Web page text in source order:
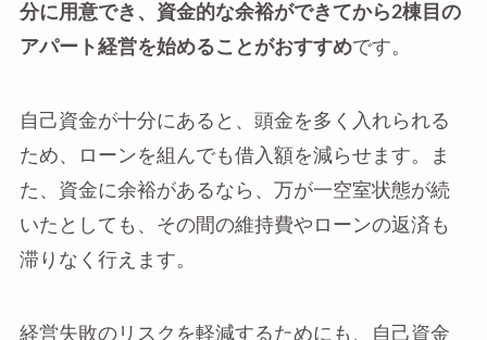
分に用意でき、資金的な余裕ができてから2棟目の
アパート経営を始めることがおすすめです。
自己資金が十分にあると、頭金を多く入れられる
ため、ローンを組んでも借入額を減らせます。ま
た、資金に余裕があるなら、万が一空室状態が続
いたとしても、その間の維持費やローンの返済も
滞りなく行えます。
経営失敗のリスクを軽減するためにも、自己資金